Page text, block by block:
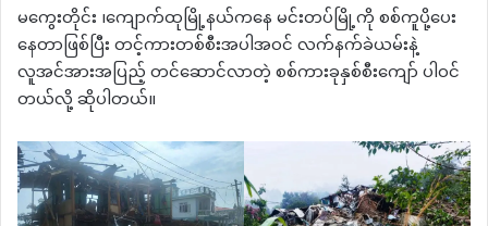
မ‌ကွေးတိုင်း ၊ကျောက်ထုမြို့နယ်ကနေ မင်းတပ်မြို့ကို စစ်ကူပို့ပေး
နေတာဖြစ်ပြီး တင့်ကားတစ်စီးအပါအဝင် လက်နက်ခဲယမ်းနဲ့
လူအင်အားအပြည့် တင်ဆောင်လာတဲ့ စစ်ကားခုနှစ်စီးကျော် ပါဝင်
တယ်လို့ ဆိုပါတယ်။